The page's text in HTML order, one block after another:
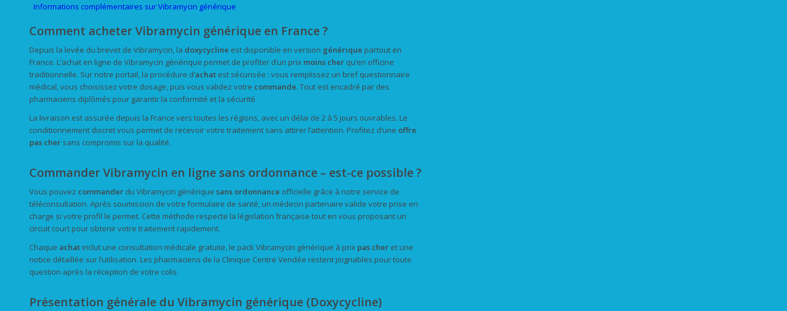
Informations complémentaires sur Vibramycin générique
Comment acheter Vibramycin générique en France ?
Depuis la levée du brevet de Vibramycin, la doxycycline est disponible en version générique partout en
France. L’achat en ligne de Vibramycin générique permet de profiter d’un prix moins cher qu’en officine
traditionnelle. Sur notre portail, la procédure d’achat est sécurisée : vous remplissez un bref questionnaire
médical, vous choisissez votre dosage, puis vous validez votre commande. Tout est encadré par des
pharmaciens diplômés pour garantir la conformité et la sécurité.
La livraison est assurée depuis la France vers toutes les régions, avec un délai de 2 à 5 jours ouvrables. Le
conditionnement discret vous permet de recevoir votre traitement sans attirer l’attention. Profitez d’une offre
pas cher sans compromis sur la qualité.
Commander Vibramycin en ligne sans ordonnance – est-ce possible ?
Vous pouvez commander du Vibramycin générique sans ordonnance officielle grâce à notre service de
téléconsultation. Après soumission de votre formulaire de santé, un médecin partenaire valide votre prise en
charge si votre profil le permet. Cette méthode respecte la législation française tout en vous proposant un
circuit court pour obtenir votre traitement rapidement.
Chaque achat inclut une consultation médicale gratuite, le pack Vibramycin générique à prix pas cher et une
notice détaillée sur l’utilisation. Les pharmaciens de la Clinique Centre Vendée restent joignables pour toute
question après la réception de votre colis.
Présentation générale du Vibramycin générique (Doxycycline)